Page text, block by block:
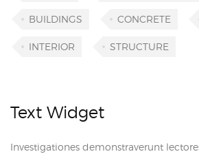
BUILDINGS CONCRETE
INTERIOR STRUCTURE
Text Widget
Investigationes demonstraverunt